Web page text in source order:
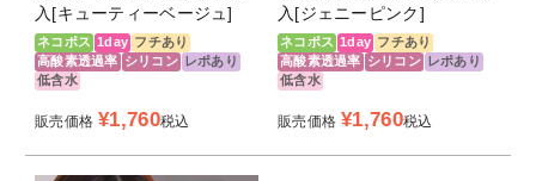
入[キューティーベージュ]
ネコポス 1day フチあり
高酸素透過率 シリコン レポあり
低含水
販売価格 ¥1,760税込
入[ジェニーピンク]
ネコポス 1day フチあり
高酸素透過率 シリコン レポあり
低含水
販売価格 ¥1,760税込